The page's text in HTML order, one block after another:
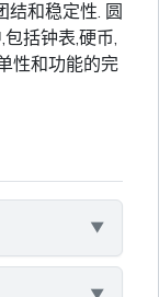
结和稳定性. 圆
括钟表,硬币,
性和功能的完